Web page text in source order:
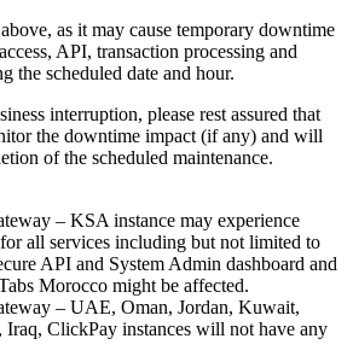
as it may cause temporary downtime
API, transaction processing and
the scheduled date and hour.
interruption, please rest assured that
the downtime impact (if any) and will
of the scheduled maintenance.
– KSA instance may experience
all services including but not limited to
API and System Admin dashboard and
Morocco might be affected.
– UAE, Oman, Jordan, Kuwait,
ClickPay instances will not have any